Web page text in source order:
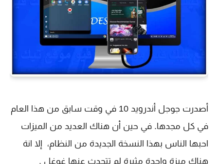
أصدرت جوجل أندرويد 10 في وقت سابق من هذا العام
في كل مجدها. في حين أن هناك العديد من الميزات
احبها الناس بهذا النسخة الجديدة من النظام، إلا انة
هناك ميزة واحدة مثيرة لم تتحدث عنها غوغل .